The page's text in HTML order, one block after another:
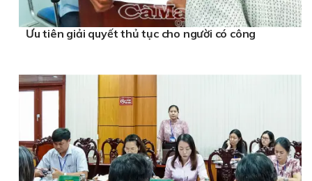
Ưu tiên giải quyết thủ tục cho người có công